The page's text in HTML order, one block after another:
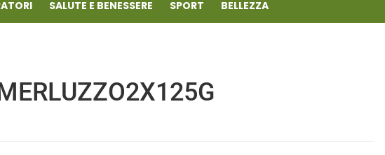
SALUTE E BENESSERE SPORT BELLEZZA